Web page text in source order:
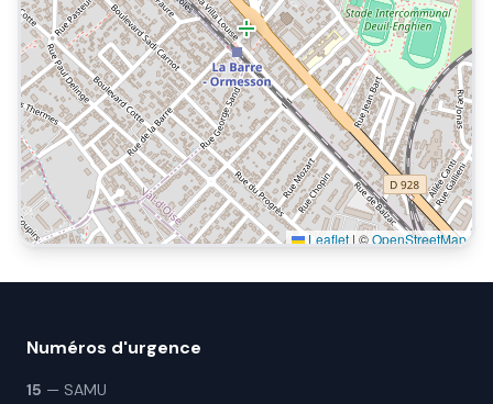
Leaflet | ©OpenStreetMap
Numéros d'urgence
15 — SAMU